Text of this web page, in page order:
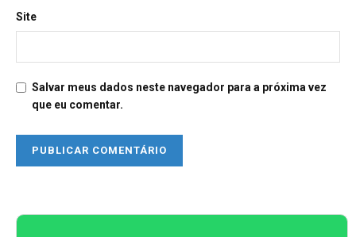
Site
Salvar meus dados neste navegador para a próxima vez
que eu comentar.